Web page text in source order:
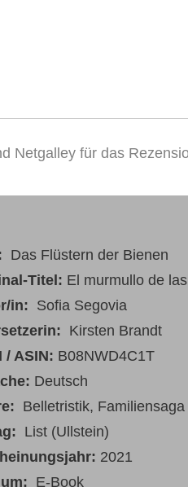
Netgalley für das
Das Flüstern der Bienen
Titel: El murmullo de
in: Sofia Segovia
Kirsten Brandt
/ ASIN: B08NWD4C1T
Deutsch
Belletristik, Familiensaga
List (Ullstein)
2021
E-Book